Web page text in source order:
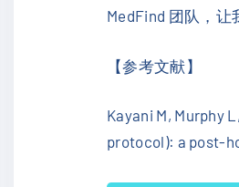
MedFind 团队，让
【参考文献】
Kayani M, Murphy
protocol): a post-